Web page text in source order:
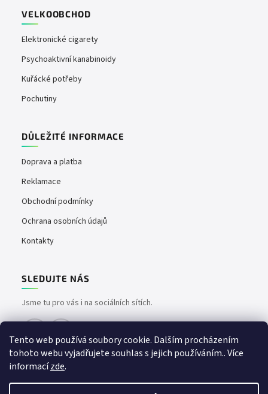
Tento web používá soubory cookie. Dalším procházením
tohoto webu vyjadřujete souhlas s jejich používáním.. Více
informacízde.
VELKOOBCHOD
Elektronické cigarety
Psychoaktivní kanabinoidy
Kuřácké potřeby
Pochutiny
DŮLEŽITÉ INFORMACE
Doprava a platba
Reklamace
Obchodní podmínky
Ochrana osobních údajů
Kontakty
SLEDUJTE NÁS
Jsme tu pro vás i na sociálních sítích.